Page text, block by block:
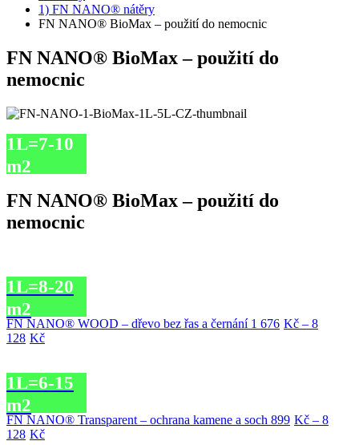
1) FN NANO® nátěry
FN NANO® BioMax – použití do nemocnic
FN NANO® BioMax – použití do
nemocnic
1L=7-10
m2
FN NANO® BioMax – použití do
nemocnic
1L=8-20
m2
FN NANO® WOOD – dřevo bez řas a černání 1 676 Kč – 8
128 KčRozpětí
676Kč
až
128Kč
1L=6-15
m2
FN NANO® Transparent – ochrana kamene a soch 899 Kč – 8
128 KčRozpětí